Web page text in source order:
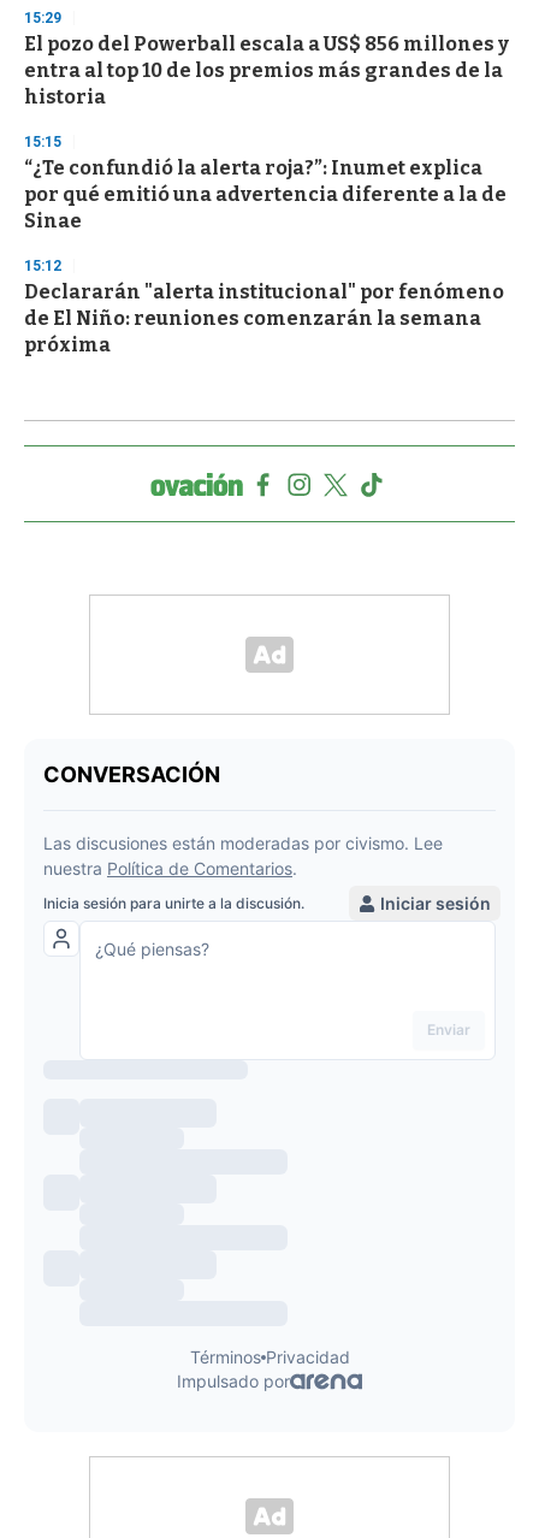
15:29
El pozo del Powerball escala a US$ 856 millones y
entra al top 10 de los premios más grandes de la
historia
15:15
“¿Te confundió la alerta roja?”: Inumet explica
por qué emitió una advertencia diferente a la de
Sinae
15:12
Declararán "alerta institucional" por fenómeno
de El Niño: reuniones comenzarán la semana
próxima